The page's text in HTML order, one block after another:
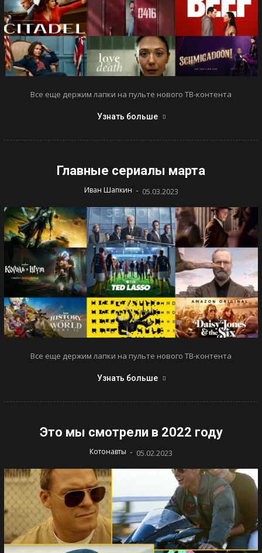
Все еще держим лапки на пульте нового ТВ-контента
Узнать больше
Главные сериалы марта
Иван Шапкин - 05.03.2023
Все еще держим лапки на пульте нового ТВ-контента
Узнать больше
Это мы смотрели в 2022 году
Котонавты - 05.02.2023